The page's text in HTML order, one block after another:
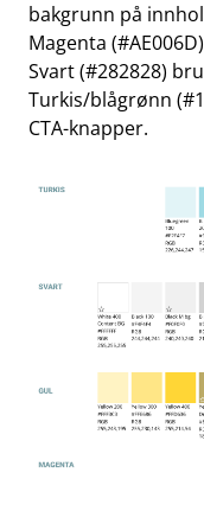
bakgrunn på
Magenta
Svart (#282828)
Turkis/blågrønn
CTA-knapper.